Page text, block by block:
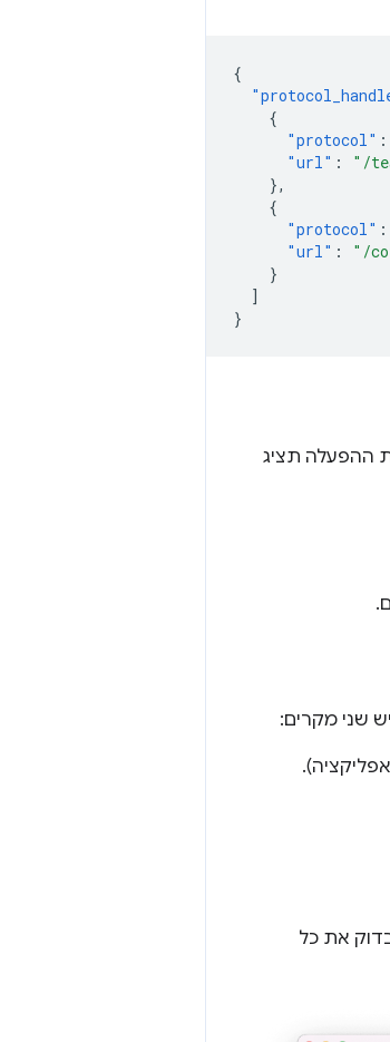
{
{
"protocol" :
"url" :
"/
},
{
"protocol" :
"url" :
"/
}
]
}
ההפעלה תציג
את כל